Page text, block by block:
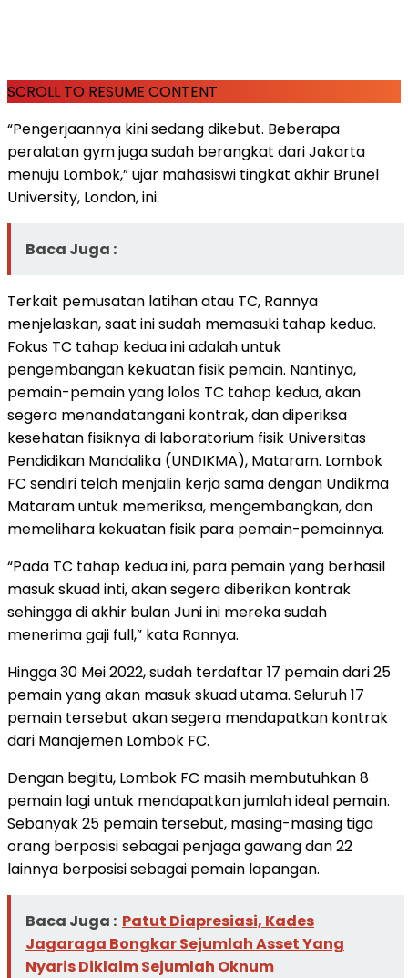
SCROLL TO RESUME CONTENT
“Pengerjaannya kini sedang dikebut. Beberapa
peralatan gym juga sudah berangkat dari Jakarta
menuju Lombok,” ujar mahasiswi tingkat akhir Brunel
University, London, ini.
Baca Juga :
Terkait pemusatan latihan atau TC, Rannya
menjelaskan, saat ini sudah memasuki tahap kedua.
Fokus TC tahap kedua ini adalah untuk
pengembangan kekuatan fisik pemain. Nantinya,
pemain-pemain yang lolos TC tahap kedua, akan
segera menandatangani kontrak, dan diperiksa
kesehatan fisiknya di laboratorium fisik Universitas
Pendidikan Mandalika (UNDIKMA), Mataram. Lombok
FC sendiri telah menjalin kerja sama dengan Undikma
Mataram untuk memeriksa, mengembangkan, dan
memelihara kekuatan fisik para pemain-pemainnya.
“Pada TC tahap kedua ini, para pemain yang berhasil
masuk skuad inti, akan segera diberikan kontrak
sehingga di akhir bulan Juni ini mereka sudah
menerima gaji full,” kata Rannya.
Hingga 30 Mei 2022, sudah terdaftar 17 pemain dari 25
pemain yang akan masuk skuad utama. Seluruh 17
pemain tersebut akan segera mendapatkan kontrak
dari Manajemen Lombok FC.
Dengan begitu, Lombok FC masih membutuhkan 8
pemain lagi untuk mendapatkan jumlah ideal pemain.
Sebanyak 25 pemain tersebut, masing-masing tiga
orang berposisi sebagai penjaga gawang dan 22
lainnya berposisi sebagai pemain lapangan.
Baca Juga : Patut Diapresiasi, Kades
Jagaraga Bongkar Sejumlah Asset Yang
Nyaris Diklaim Sejumlah Oknum